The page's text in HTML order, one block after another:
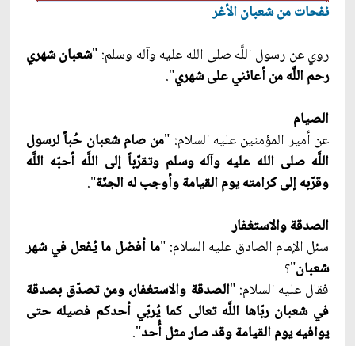
نفحات من شعبان الأغر
روي عن رسول اللَّه صلى الله عليه وآله وسلم: "شعبان شهري
رحم اللَّه من أعانني على شهري".
الصيام
عن أمير المؤمنين عليه السلام: "من صام شعبان حُباً لرسول
اللَّه صلى الله عليه وآله وسلم وتقرّباً إلى اللَّه أحبّه اللَّه
وقرّبه إلى كرامته يوم القيامة وأوجب له الجنّة".
الصدقة والاستغفار
سئل الإمام الصادق عليه السلام: "ما أفضل ما يُفعل في شهر
شعبان"؟
فقال عليه السلام: "الصدقة والاستغفار، ومن تصدّق بصدقة
في شعبان ربّاها اللَّه تعالى كما يُربّي أحدكم فصيله حتى
يوافيه يوم القيامة وقد صار مثل أُحد".